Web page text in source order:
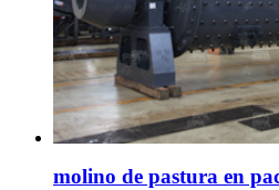
molino de pastura en